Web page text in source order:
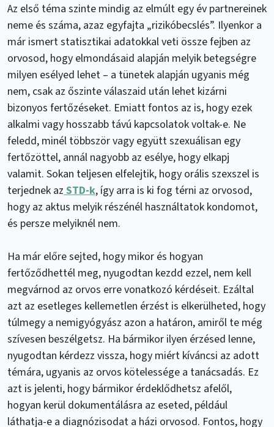
Az első téma szinte mindig az elmúlt egy év partnereinek
neme és száma, azaz egyfajta „rizikóbecslés”. Ilyenkor a
már ismert statisztikai adatokkal veti össze fejben az
orvosod, hogy elmondásaid alapján melyik betegségre
milyen esélyed lehet – a tünetek alapján ugyanis még
nem, csak az őszinte válaszaid után lehet kizárni
bizonyos fertőzéseket. Emiatt fontos az is, hogy ezek
alkalmi vagy hosszabb távú kapcsolatok voltak-e. Ne
feledd, minél többször vagy együtt szexuálisan egy
fertőzöttel, annál nagyobb az esélye, hogy elkapj
valamit. Sokan teljesen elfelejtik, hogy orális szexszel is
terjednek az STD-k, így arra is ki fog térni az orvosod,
hogy az aktus melyik részénél használtatok kondomot,
és persze melyiknél nem.
Ha már előre sejted, hogy mikor és hogyan
fertőződhettél meg, nyugodtan kezdd ezzel, nem kell
megvárnod az orvos erre vonatkozó kérdéseit. Ezáltal
azt az esetleges kellemetlen érzést is elkerülheted, hogy
túlmegy a nemigyógyász azon a határon, amiről te még
szívesen beszélgetsz. Ha bármikor ilyen érzésed lenne,
nyugodtan kérdezz vissza, hogy miért kíváncsi az adott
témára, ugyanis az orvos kötelessége a tanácsadás. Ez
azt is jelenti, hogy bármikor érdeklődhetsz afelől,
hogyan kerül dokumentálásra az eseted, például
láthatja-e a diagnózisodat a házi orvosod. Fontos, hogy